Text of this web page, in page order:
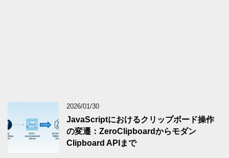
2026/01/30
JavaScriptにおけるクリップボード操作
の変遷：ZeroClipboardからモダン
Clipboard APIまで